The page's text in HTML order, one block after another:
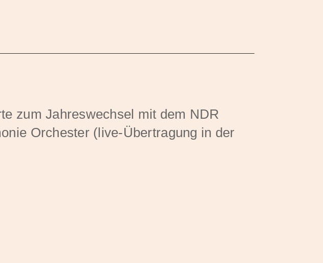
zum Jahreswechsel mit dem NDR
Orchester (live-Übertragung in der